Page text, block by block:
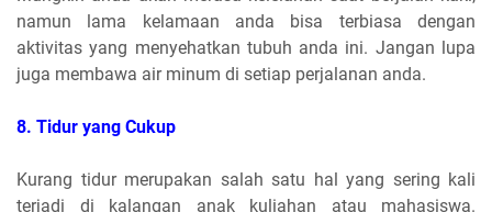
namun lama kelamaan anda bisa terbiasa dengan
aktivitas yang menyehatkan tubuh anda ini. Jangan lupa
juga membawa air minum di setiap perjalanan anda.
8. Tidur yang Cukup
Kurang tidur merupakan salah satu hal yang sering kali
terjadi di kalangan anak kuliahan atau mahasiswa.